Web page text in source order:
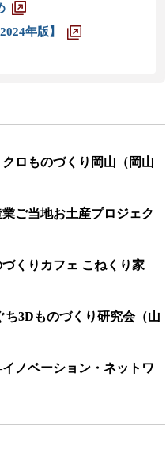
年版】
ロものづくり岡山（岡山
ご当地お土産プロジェク
くりカフェ こねくり家
3Dものづくり研究会（山
ノベーション・ネットワ